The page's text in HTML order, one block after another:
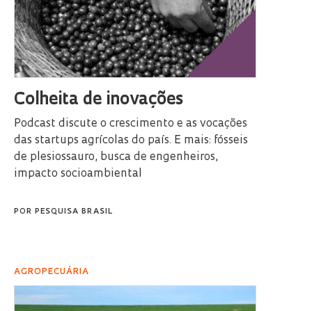
Colheita de inovações
Podcast discute o crescimento e as vocações
das startups agrícolas do país. E mais: fósseis
de plesiossauro, busca de engenheiros,
impacto socioambiental
POR PESQUISA BRASIL
AGROPECUÁRIA